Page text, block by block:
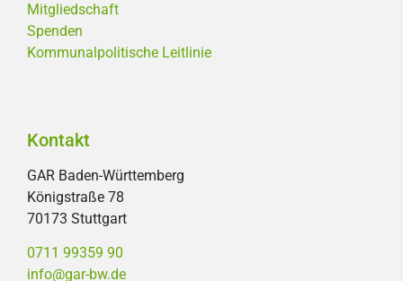
Mitgliedschaft
Spenden
Kommunalpolitische Leitlinie
Kontakt
GAR Baden-Württemberg
Königstraße 78
70173 Stuttgart
0711 99359 90
info@gar-bw.de